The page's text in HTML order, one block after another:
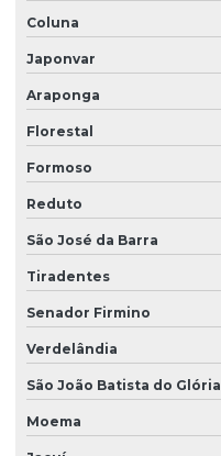
Coluna
Japonvar
Araponga
Florestal
Formoso
Reduto
São José da Barra
Tiradentes
Senador Firmino
Verdelândia
São João Batista do Glória
Moema